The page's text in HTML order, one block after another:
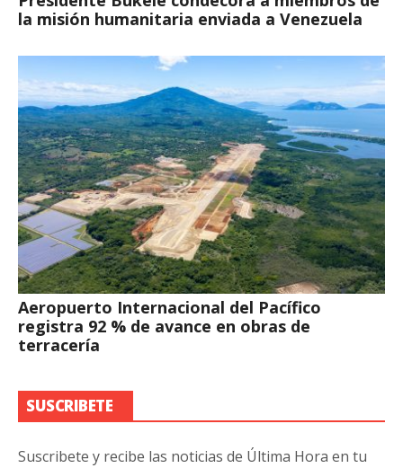
la misión humanitaria enviada a Venezuela
Aeropuerto Internacional del Pacífico
registra 92 % de avance en obras de
terracería
SUSCRIBETE
Suscribete y recibe las noticias de Última Hora en tu